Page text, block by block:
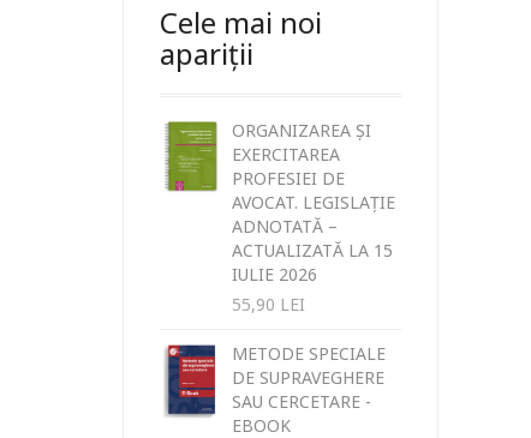
Cele mai noi
apariții
ORGANIZAREA ȘI
EXERCITAREA
PROFESIEI DE
AVOCAT. LEGISLAȚIE
ADNOTATĂ –
ACTUALIZATĂ LA 15
IULIE 2026
55,90 LEI
METODE SPECIALE
DE SUPRAVEGHERE
SAU CERCETARE -
EBOOK